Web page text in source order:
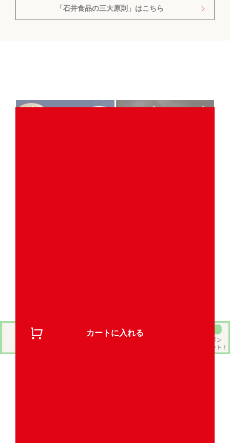
カートに入れる
「石井食品の三大原則」はこちら